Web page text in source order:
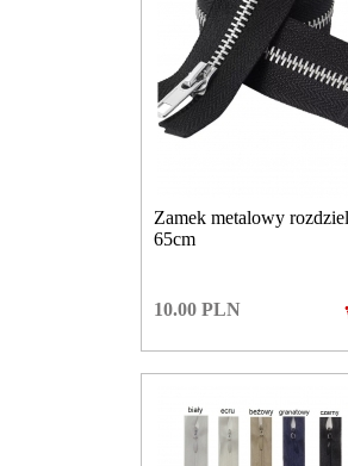
Zamek metalowy
65cm
10.00 PLN